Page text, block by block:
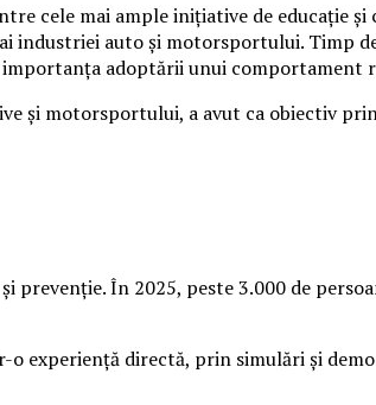
cele mai ample inițiative de educație
industriei auto și motorsportului. Timp
adoptării unui comportament
și motorsportului, a avut ca obiectiv
prevenție. În 2025, peste 3.000 de
experiență directă, prin simulări și